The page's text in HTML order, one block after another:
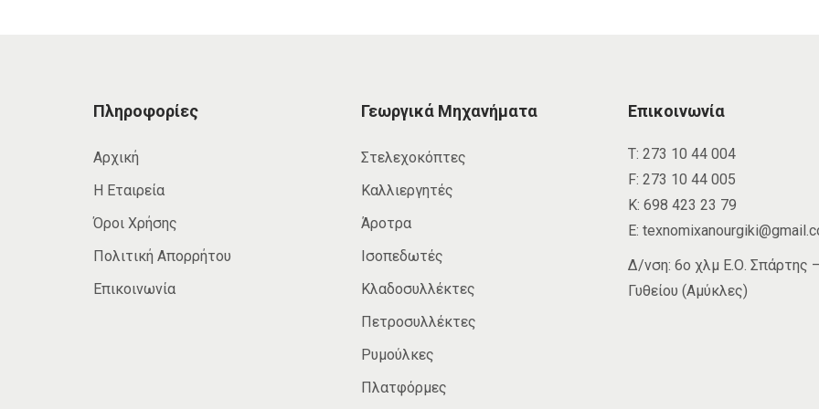
Πληροφορίες
Αρχική
Η Εταιρεία
Όροι Χρήσης
Πολιτική Απορρήτου
Επικοινωνία
Γεωργικά Μηχανήματα
Στελεχοκόπτες
Καλλιεργητές
Άροτρα
Ισοπεδωτές
Κλαδοσυλλέκτες
Πετροσυλλέκτες
Ρυμούλκες
Πλατφόρμες
Επικοινωνία
Τ: 273 10 44 004
F: 273 10 44 005
Κ: 698 423 23 79
E:
Δ/νση: 6ο χλμ Ε.Ο. Σπάρτης –
Γυθείου (Αμύκλες)